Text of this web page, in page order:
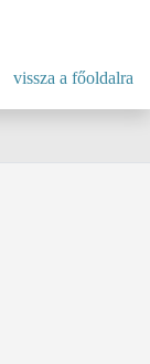
vissza a főoldalra